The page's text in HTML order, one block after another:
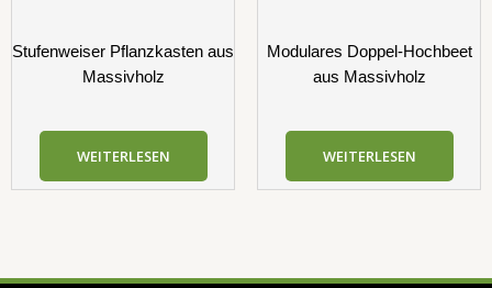
Stufenweiser Pflanzkasten aus
Massivholz
WEITERLESEN
Modulares Doppel-Hochbeet
aus Massivholz
WEITERLESEN